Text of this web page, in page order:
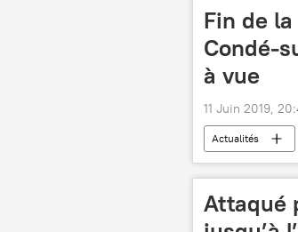
Fin de
Condé-
à vue
11 Juin 2019,
Actualités
troubles
Attaqué